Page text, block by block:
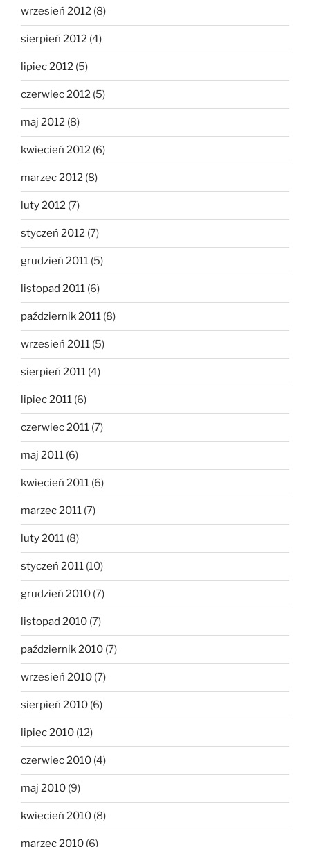
wrzesień 2012 (8)
sierpień 2012 (4)
lipiec 2012 (5)
czerwiec 2012 (5)
maj 2012 (8)
kwiecień 2012 (6)
marzec 2012 (8)
luty 2012 (7)
styczeń 2012 (7)
grudzień 2011 (5)
listopad 2011 (6)
październik 2011 (8)
wrzesień 2011 (5)
sierpień 2011 (4)
lipiec 2011 (6)
czerwiec 2011 (7)
maj 2011 (6)
kwiecień 2011 (6)
marzec 2011 (7)
luty 2011 (8)
styczeń 2011 (10)
grudzień 2010 (7)
listopad 2010 (7)
październik 2010 (7)
wrzesień 2010 (7)
sierpień 2010 (6)
lipiec 2010 (12)
czerwiec 2010 (4)
maj 2010 (9)
kwiecień 2010 (8)
marzec 2010 (6)